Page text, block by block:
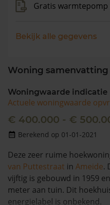
Gratis warmtepomp
Bekijk alle gegevens
Woning samenvatting
Woningwaarde indicatie
Actuele woningwaarde
€ 400.000 - €
Berekend op 01-01-2021
Deze zeer ruime
van Puttestraat in Ameide.
vijftig is gebouwd in 1959
meter aan tuin. Dit
energielabel is onbekend.